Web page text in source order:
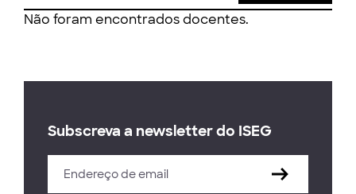
Não foram encontrados docentes.
Subscreva a newsletter do ISEG